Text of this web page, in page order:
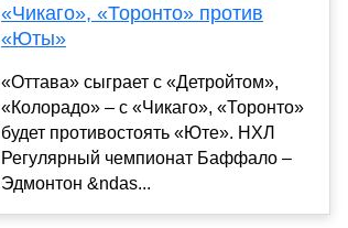
«Чикаго», «Торонто» против
«Юты»
«Оттава» сыграет с «Детройтом»,
«Колорадо» – с «Чикаго», «Торонто»
будет противостоять «Юте». НХЛ
Регулярный чемпионат Баффало –
Эдмонтон &ndas...